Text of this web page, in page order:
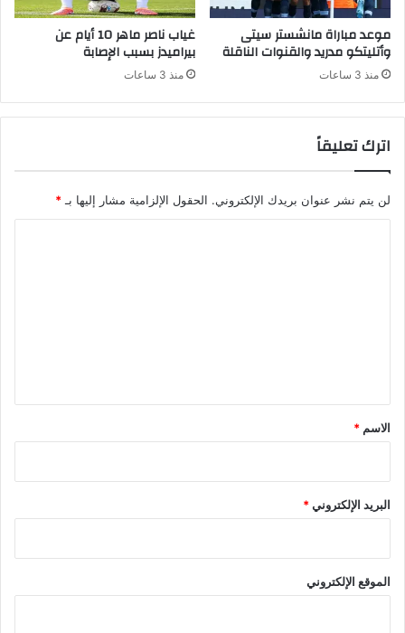
موعد مباراة مانشستر سيتى
وأتليتكو مدريد والقنوات الناقلة
منذ 3 ساعات
غياب ناصر ماهر 10 أيام عن
بيراميدز بسبب الإصابة
منذ 3 ساعات
اترك تعليقاً
لن يتم نشر عنوان بريدك الإلكتروني. الحقول الإلزامية مشار إليها بـ *
*
الاسم *
البريد الإلكتروني*
الموقع الإلكتروني